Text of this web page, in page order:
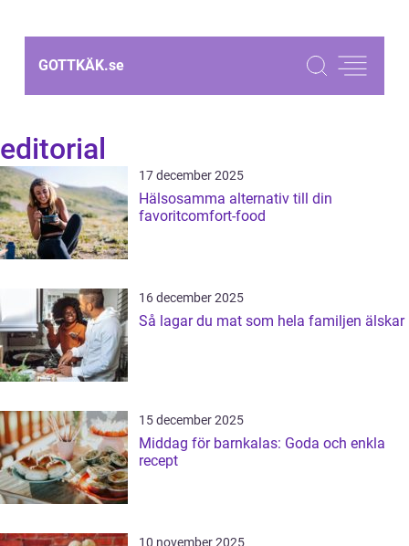
GOTTKÄK.se
editorial
17 december 2025
Hälsosamma alternativ till din
favoritcomfort-food
16 december 2025
Så lagar du mat som hela familjen älskar
15 december 2025
Middag för barnkalas: Goda och enkla
recept
10 november 2025